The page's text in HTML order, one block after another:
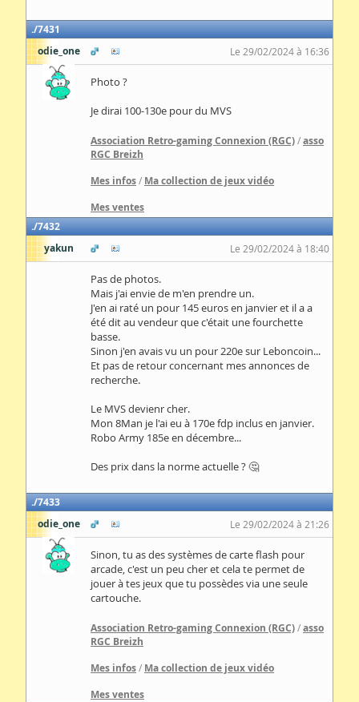
7431
odie_one
Le 29/02/2024 à 16:36
Photo ?
Je dirai 100-130e pour du MVS
Association Retro-gaming Connexion (RGC)/asso
RGC Breizh
Mes infos/ Ma collection de jeux vidéo
Mes ventes
7432
yakun
Le 29/02/2024 à 18:40
Pas de photos.
Mais j'ai envie de m'en prendre un.
J'en ai raté un pour 145 euros en janvier et il a a
été dit au vendeur que c'était une fourchette
basse.
Sinon j'en avais vu un pour 220e sur Leboncoin...
Et pas de retour concernant mes annonces de
recherche.
Le MVS devienr cher.
Mon 8Man je l'ai eu à 170e fdp inclus en janvier.
Robo Army 185e en décembre...
Des prix dans la norme actuelle ? 🤔
7433
odie_one
Le 29/02/2024 à 21:26
Sinon, tu as des systèmes de carte flash pour
arcade, c'est un peu cher et cela te permet de
jouer à tes jeux que tu possèdes via une seule
cartouche.
Association Retro-gaming Connexion (RGC)/asso
RGC Breizh
Mes infos/ Ma collection de jeux vidéo
Mes ventes